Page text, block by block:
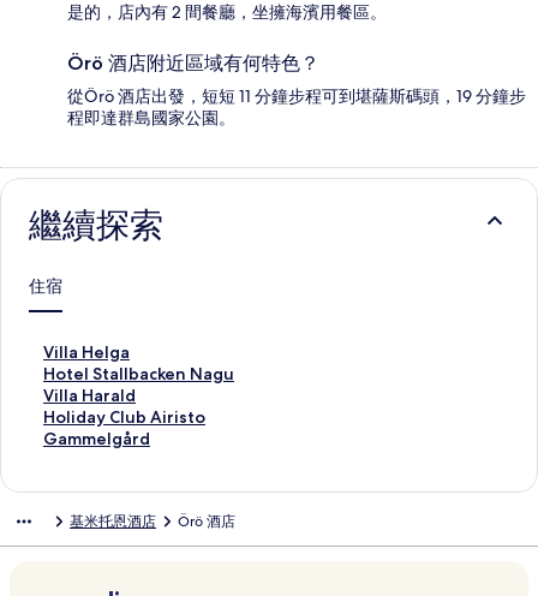
是的，店內有 2 間餐廳，坐擁海濱用餐區。
Örö 酒店附近區域有何特色？
從Örö 酒店出發，短短 11 分鐘步程可到堪薩斯碼頭，19 分鐘步
程即達群島國家公園。
繼續探索
住宿
Villa Helga
此
連
結
會
開
l
Hotel Stallbacken Nagu
此
連
結
會
t
Villa Harald
此
連
結
i
Holiday Club Airisto
此
連
啟
H
Gammelgård
此
開
啟
基米托恩酒店 Örö 酒店